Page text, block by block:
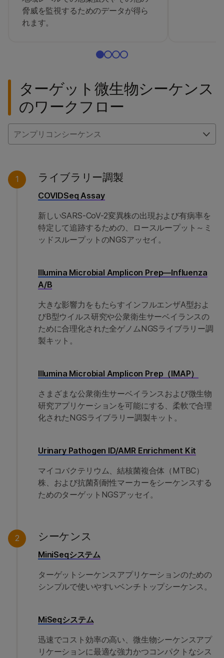
脅威を監視するためのデータが得ら
れます。
ターゲット微生物シーケンス
のワークフロー
アンプリコンシーケンス
1 ライブラリー調製
COVIDSeq Assay
新しいSARS-CoV-2変異株の出現および有病率を
特定して追跡するための、ロースループット～ミ
ッドスループットのNGSアッセイ。
Illumina Microbial Amplicon Prep—Influenza
A/B
大きな影響力をもたらすインフルエンザA型およ
びB型ウイルス研究や公衆衛生サーベイランスの
ために合理化された全ゲノムNGSライブラリー調
製キット。
Illumina Microbial Amplicon Prep（IMAP）
さまざまな公衆衛生サーベイランスおよび微生物
研究アプリケーションを可能にする、柔軟で合理
化されたNGSライブラリー調製キット。
Urinary Pathogen ID/AMR Enrichment Kit
マイコバクテリウム、結核菌複合体（MTBC）
株、および抗菌剤耐性マーカーをシーケンスする
ためのターゲットNGSアッセイ。
2 シーケンス
MiniSeqシステム
ターゲットシーケンスアプリケーションのための
シンプルで使いやすいベンチトップシーケンス。
MiSeqシステム
迅速でコスト効率の高い、微生物シーケンスアプ
リケーションに最適な強力かつコンパクトなシス